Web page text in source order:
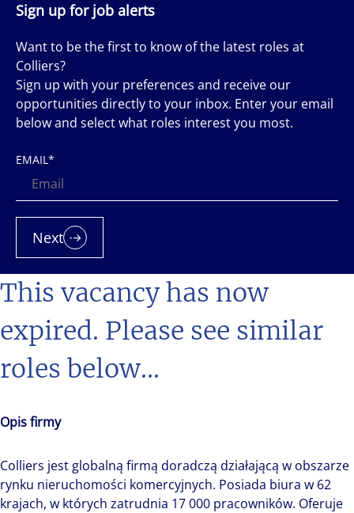
This vacancy has now
expired. Please see similar
roles below...
Opis firmy
Colliers jest globalną firmą doradczą działającą w obszarze
rynku nieruchomości komercyjnych. Posiada biura w 62
krajach, w których zatrudnia 17 000 pracowników. Oferuje
Sign up for job alerts
Want to be the first to know of the latest roles at
Colliers?
Sign up with your preferences and receive our
opportunities directly to your inbox. Enter your email
below and select what roles interest you most.
EMAIL*
Next